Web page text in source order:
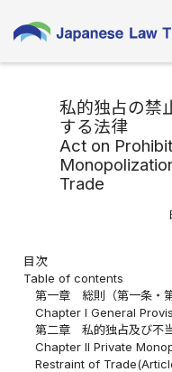
私的独占の禁
する法律
Act on
Trade
目次
Table of contents
第一章 総則（第一条・第
Chapter I General
第二章 私的独占及び不
Chapter II Private
Restraint of